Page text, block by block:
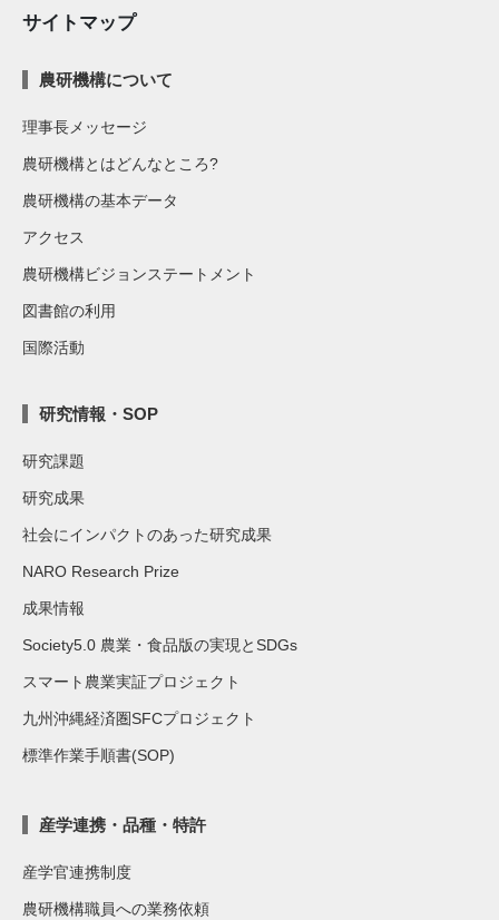
サイトマップ
農研機構について
理事長メッセージ
農研機構とはどんなところ?
農研機構の基本データ
アクセス
農研機構ビジョンステートメント
図書館の利用
国際活動
研究情報・SOP
研究課題
研究成果
社会にインパクトのあった研究成果
NARO Research Prize
成果情報
Society5.0 農業・食品版の実現とSDGs
スマート農業実証プロジェクト
九州沖縄経済圏SFCプロジェクト
標準作業手順書(SOP)
産学連携・品種・特許
産学官連携制度
農研機構職員への業務依頼